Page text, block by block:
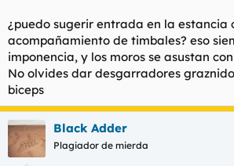
atrevan, ni UNA sola vez, ni siquiera a
soslayo. Deben saber que las cosas van a
¿puedo sugerir entrada en la estancia
acompañamiento de timbales? eso
imponencia, y los moros se asustan
No olvides dar desgarradores
biceps
Black Adder
Plagiador de mierda